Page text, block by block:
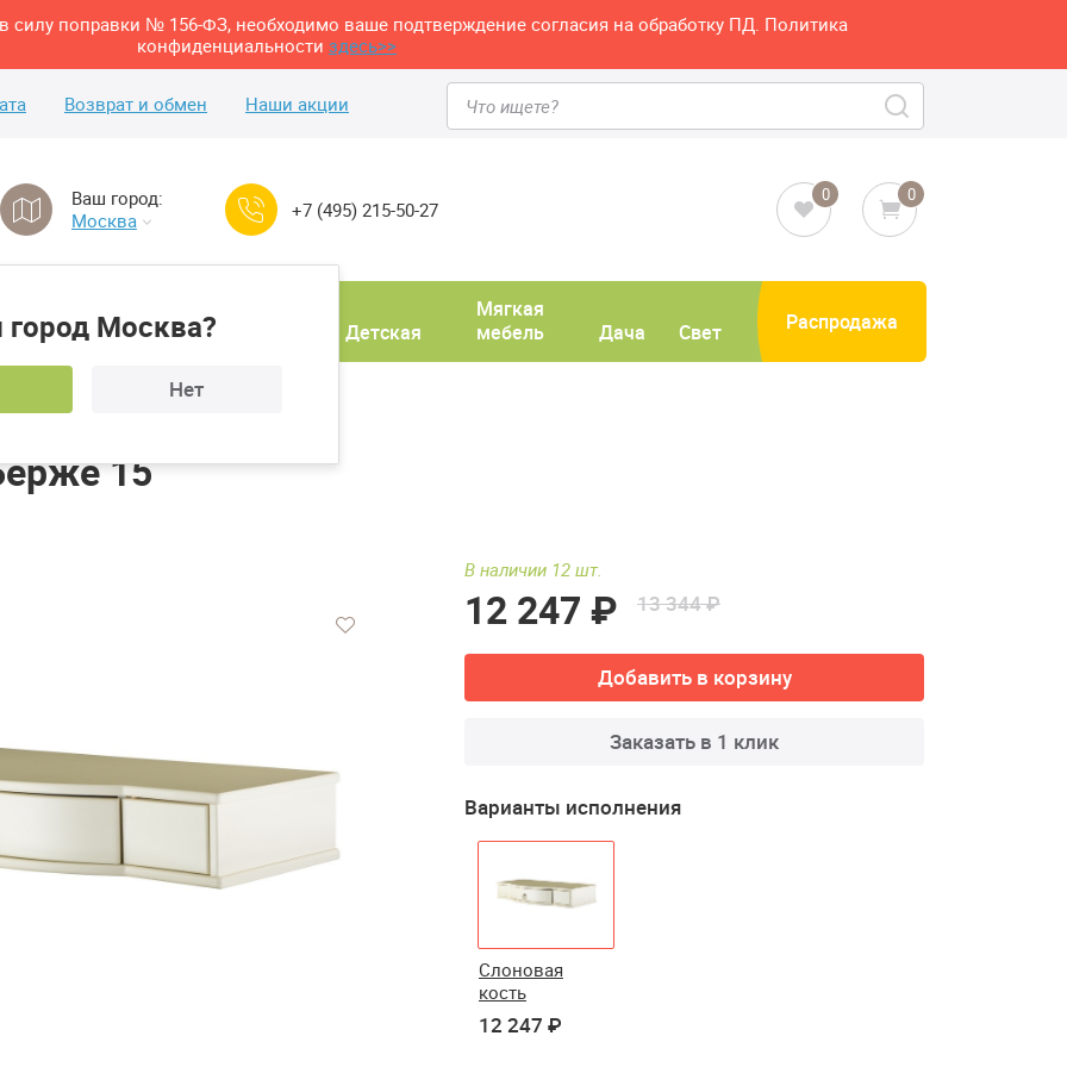
силу поправки № 156-ФЗ, необходимо ваше подтверждение согласия на обработку ПД. Политика
конфиденциальности здесь>>
Возврат и обмен Наши акции
Ваш город:
Москва
Москва?
Нет
+7 (495) 215-50-27
0 0
кабинет
Детская
Мягкая
мебель
Дача Свет Распродажа
15
В наличии 12 шт.
12 247 ₽ 13 344 ₽
Добавить в корзину
Заказать в 1 клик
Варианты исполнения
Слоновая
кость
12 247 ₽